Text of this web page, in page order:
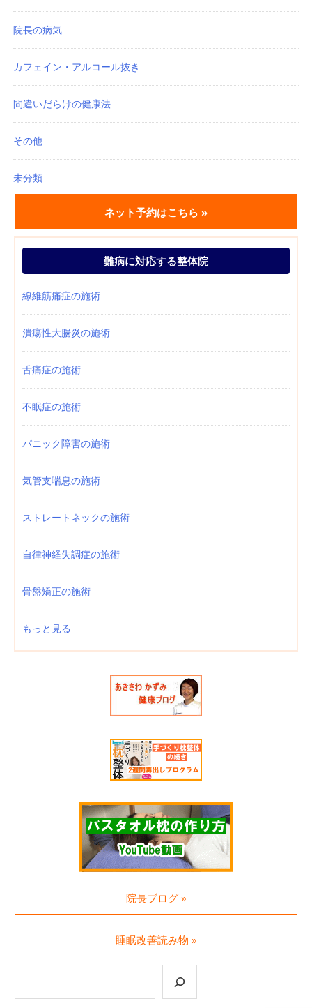
院長の病気
カフェイン・アルコール抜き
間違いだらけの健康法
その他
未分類
ネット予約はこちら »
難病に対応する整体院
線維筋痛症の施術
潰瘍性大腸炎の施術
舌痛症の施術
不眠症の施術
パニック障害の施術
気管支喘息の施術
ストレートネックの施術
自律神経失調症の施術
骨盤矯正の施術
もっと見る
院長ブログ »
睡眠改善読み物 »